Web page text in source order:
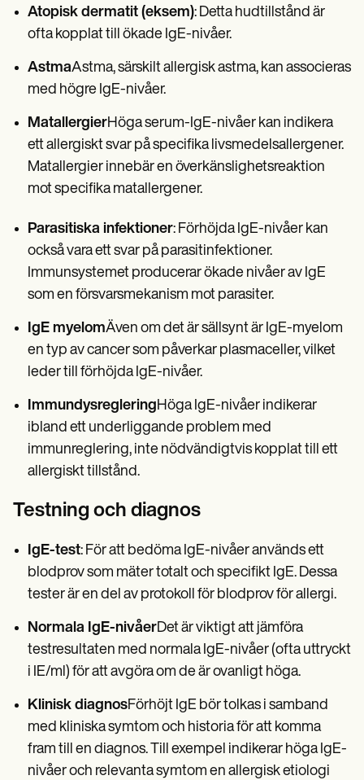
Atopisk dermatit (eksem): Detta hudtillstånd är
ofta kopplat till ökade IgE-nivåer.
AstmaAstma, särskilt allergisk astma, kan associeras
med högre IgE-nivåer.
MatallergierHöga serum-IgE-nivåer kan indikera
ett allergiskt svar på specifika livsmedelsallergener.
Matallergier innebär en överkänslighetsreaktion
mot specifika matallergener.
Parasitiska infektioner: Förhöjda IgE-nivåer kan
också vara ett svar på parasitinfektioner.
Immunsystemet producerar ökade nivåer av IgE
som en försvarsmekanism mot parasiter.
IgE myelomÄven om det är sällsynt är IgE-myelom
en typ av cancer som påverkar plasmaceller, vilket
leder till förhöjda IgE-nivåer.
ImmundysregleringHöga IgE-nivåer indikerar
ibland ett underliggande problem med
immunreglering, inte nödvändigtvis kopplat till ett
allergiskt tillstånd.
Testning och diagnos
IgE-test: För att bedöma IgE-nivåer används ett
blodprov som mäter totalt och specifikt IgE. Dessa
tester är en del av protokoll för blodprov för allergi.
Normala IgE-nivåerDet är viktigt att jämföra
testresultaten med normala IgE-nivåer (ofta uttryckt
i IE/ml) för att avgöra om de är ovanligt höga.
Klinisk diagnosFörhöjt IgE bör tolkas i samband
med kliniska symtom och historia för att komma
fram till en diagnos. Till exempel indikerar höga IgE-
nivåer och relevanta symtom en allergisk etiologi